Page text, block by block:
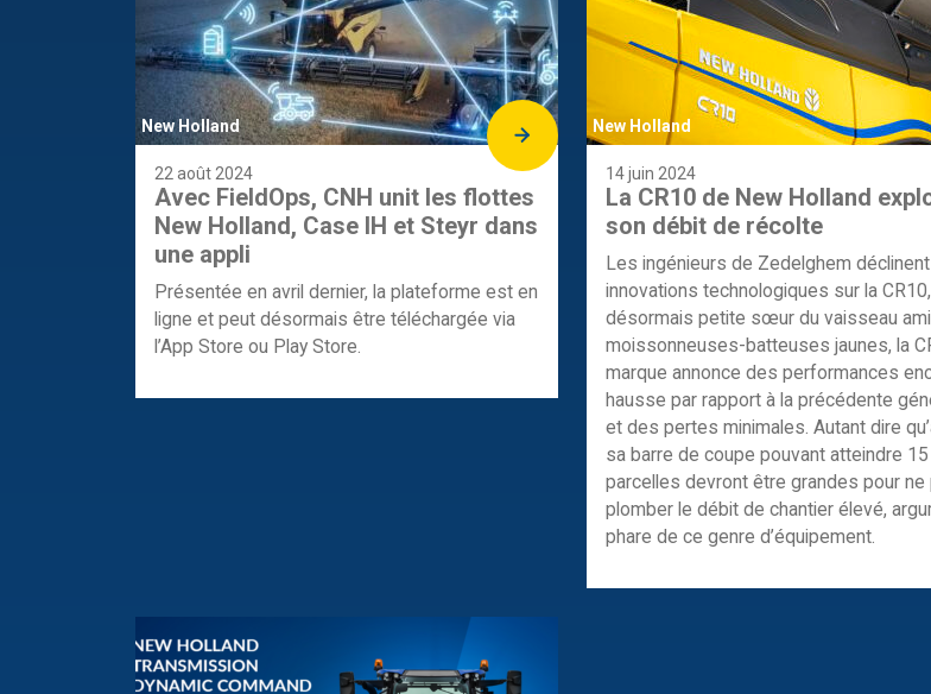
New Holland
22 août 2024
Avec FieldOps, CNH unit les flottes
New Holland, Case IH et Steyr dans
une appli
Présentée en avril dernier, la plateforme est en
ligne et peut désormais être téléchargée via
l’App Store ou Play Store.
New Holland
14 juin 2024
La CR10 de New Holland
son débit de récolte
Les ingénieurs de Zedelghem
innovations technologiques sur la CR10,
désormais petite sœur du vaisseau
moissonneuses-batteuses jaunes, la
marque annonce des performances
hausse par rapport à la précédente
et des pertes minimales. Autant dire
sa barre de coupe pouvant atteindre
parcelles devront être grandes pour ne
plomber le débit de chantier élevé,
phare de ce genre d’équipement.